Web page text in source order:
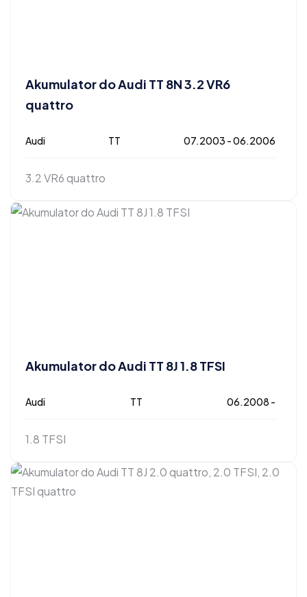
Akumulator do Audi TT 8N 3.2 VR6
quattro
Audi TT 07.2003 - 06.2006
3.2 VR6 quattro
Akumulator do Audi TT 8J 1.8 TFSI
Audi TT 06.2008 -
1.8 TFSI